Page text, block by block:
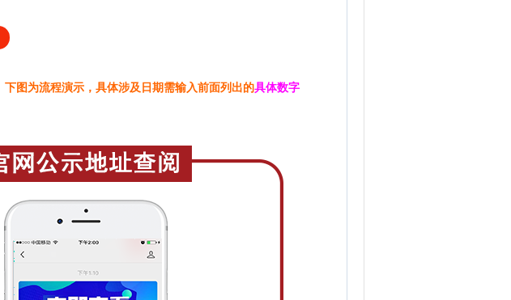
下图为流程演示，具体涉及日期需输入前面列出的具体数字